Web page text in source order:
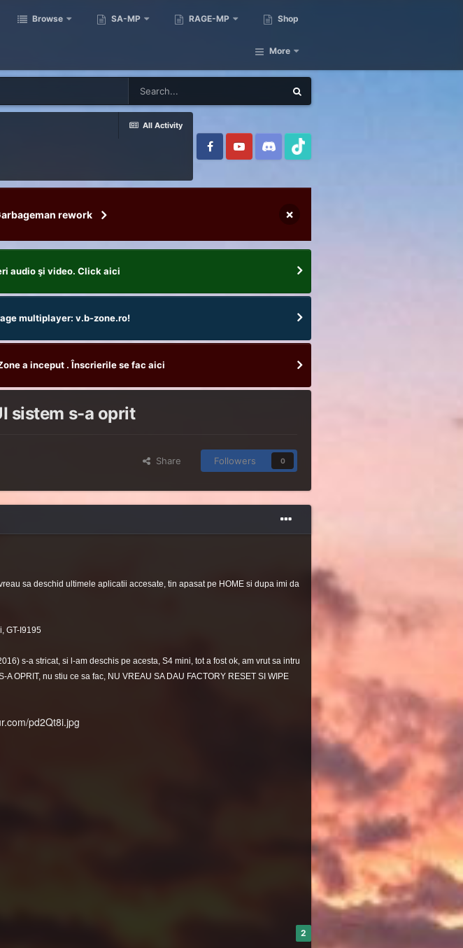
Browse SA-MP RAGE-MP Shop
More
All Activity
rework ×
audio şi video. Click aici
multiplayer: v.b-zone.ro!
a inceput . Înscrierile se fac aici
sistem s-a oprit
Share Followers 0
sa deschid ultimele aplicatii accesate, tin apasat pe HOME si dupa imi da
GT-I9195
s-a stricat, si l-am deschis pe acesta, S4 mini, tot a fost ok, am vrut sa intru
OPRIT, nu stiu ce sa fac, NU VREAU SA DAU FACTORY RESET SI WIPE
pd2Qt8i.jpg
2